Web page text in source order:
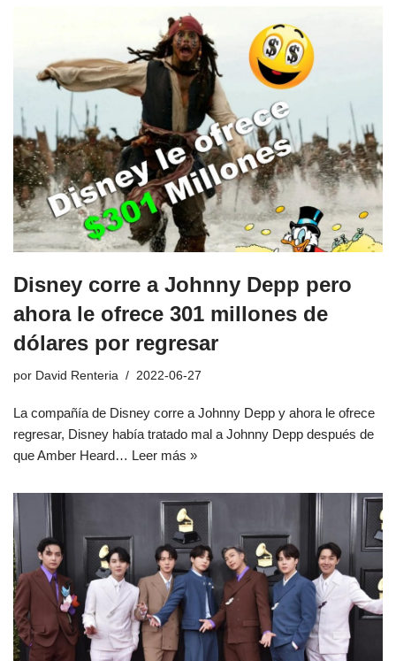
Disney corre a Johnny Depp pero
ahora le ofrece 301 millones de
dólares por regresar
por David Renteria 2022-06-27
La compañía de Disney corre a Johnny Depp y ahora le ofrece
regresar, Disney había tratado mal a Johnny Depp después de
que Amber Heard… Leer más »